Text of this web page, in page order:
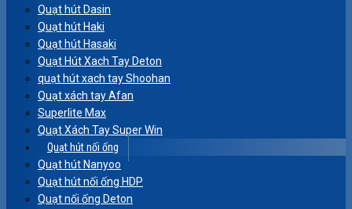
Quạt hút Dasin
Quạt hút Haki
Quạt hút Hasaki
Quạt Hút Xach Tay Deton
quạt hút xach tay Shoohan
Quạt xách tay Afan
Superlite Max
Quạt Xách Tay Super Win
Quạt hút nối ống
Quạt hút Nanyoo
Quạt hút nối ống HDP
Quạt nối ống Deton